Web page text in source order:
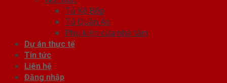
Tủ Kệ Bếp
Tủ Quần Áo
Phụ kiện cửa nhà tắm
Dự án thực tế
Tin tức
Liên hệ
Đăng nhập